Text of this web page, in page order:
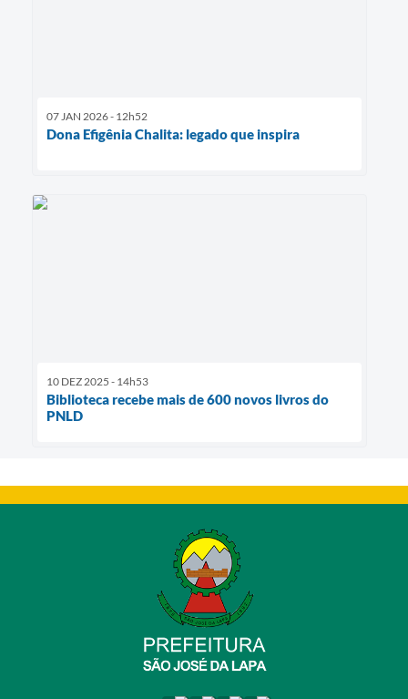
07 JAN 2026 - 12h52
Dona Efigênia Chalita: legado que inspira
10 DEZ 2025 - 14h53
Biblioteca recebe mais de 600 novos livros do
PNLD